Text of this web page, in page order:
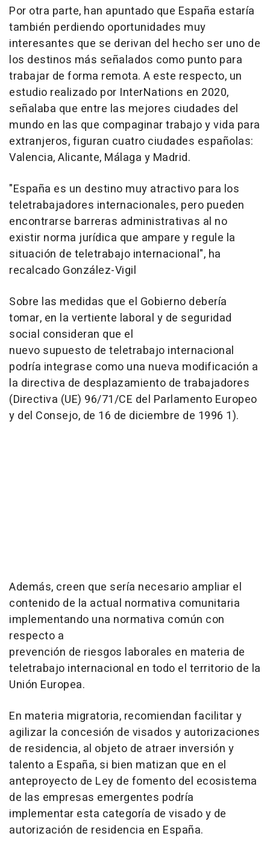
Por otra parte, han apuntado que España estaría
también perdiendo oportunidades muy
interesantes que se derivan del hecho ser uno de
los destinos más señalados como punto para
trabajar de forma remota. A este respecto, un
estudio realizado por InterNations en 2020,
señalaba que entre las mejores ciudades del
mundo en las que compaginar trabajo y vida para
extranjeros, figuran cuatro ciudades españolas:
Valencia, Alicante, Málaga y Madrid.
"España es un destino muy atractivo para los
teletrabajadores internacionales, pero pueden
encontrarse barreras administrativas al no
existir norma jurídica que ampare y regule la
situación de teletrabajo internacional", ha
recalcado González-Vigil
Sobre las medidas que el Gobierno debería
tomar, en la vertiente laboral y de seguridad
social consideran que el
nuevo supuesto de teletrabajo internacional
podría integrase como una nueva modificación a
la directiva de desplazamiento de trabajadores
(Directiva (UE) 96/71/CE del Parlamento Europeo
y del Consejo, de 16 de diciembre de 1996 1).
Además, creen que sería necesario ampliar el
contenido de la actual normativa comunitaria
implementando una normativa común con
respecto a
prevención de riesgos laborales en materia de
teletrabajo internacional en todo el territorio de la
Unión Europea.
En materia migratoria, recomiendan facilitar y
agilizar la concesión de visados y autorizaciones
de residencia, al objeto de atraer inversión y
talento a España, si bien matizan que en el
anteproyecto de Ley de fomento del ecosistema
de las empresas emergentes podría
implementar esta categoría de visado y de
autorización de residencia en España.